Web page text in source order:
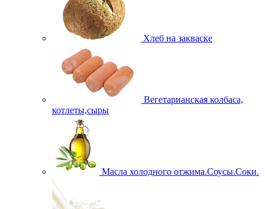
Хлеб на закваске
Вегетарианская колбаса,
котлеты,сыры
Масла холодного отжима.Соусы.Соки.